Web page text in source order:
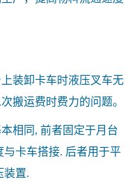
装卸卡车时液压叉车无
搬运费时费力的问题。
相同, 前者固定于月台
卡车搭接. 后者用于平
装置.